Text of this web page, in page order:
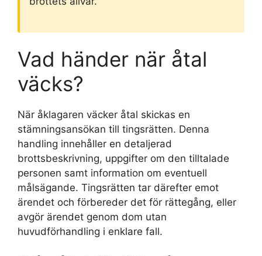
Vad händer när åtal
väcks?
När åklagaren väcker åtal skickas en
stämningsansökan till tingsrätten. Denna
handling innehåller en detaljerad
brottsbeskrivning, uppgifter om den tilltalade
personen samt information om eventuell
målsägande. Tingsrätten tar därefter emot
ärendet och förbereder det för rättegång, eller
avgör ärendet genom dom utan
huvudförhandling i enklare fall.